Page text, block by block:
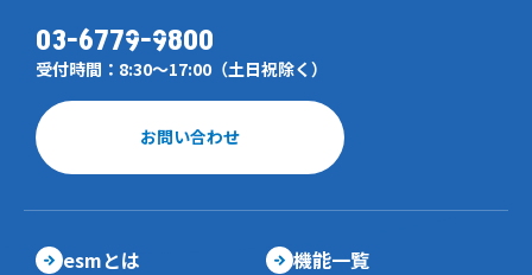
お問い合わせ
03-6779-9800
受付時間：8:30～17:00（土日祝除く）
esmとは
機能一覧